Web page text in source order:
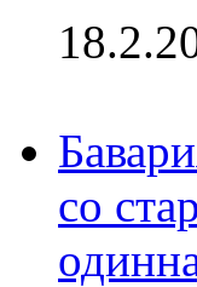
со